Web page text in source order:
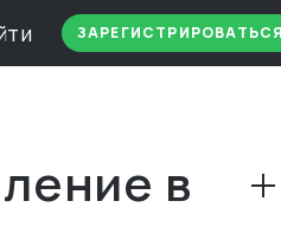
ЗАРЕГИСТРИРОВАТЬСЯ
в